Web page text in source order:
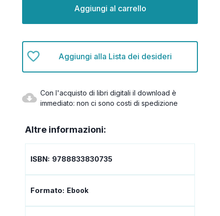
Aggiungi alla Lista dei desideri
Con l'acquisto di libri digitali il download è
immediato: non ci sono costi di spedizione
Altre informazioni:
ISBN: 9788833830735
Formato: Ebook